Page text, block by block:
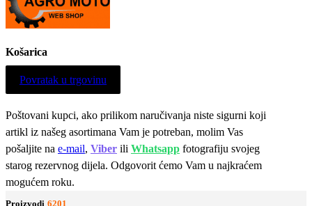
Košarica
Povratak u trgovinu
Poštovani kupci, ako prilikom naručivanja niste sigurni koji
artikl iz našeg asortimana Vam je potreban, molim Vas
pošaljite na e-mail, Viber ili Whatsapp fotografiju svojeg
starog rezervnog dijela. Odgovorit ćemo Vam u najkraćem
mogućem roku.
Proizvodi 6201